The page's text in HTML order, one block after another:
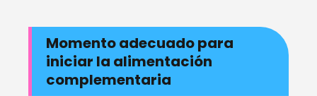
Momento adecuado para
iniciar la alimentación
complementaria